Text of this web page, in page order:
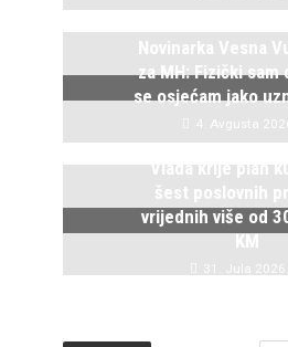
5. Avgusta
Novinarka Vesna
za MH: Fizički sam
se osjećam jako
4. Avgusta 2026.
Vlada krije plan
šest poslovnih
vrijednih više od
KM
31. Jula 2026.